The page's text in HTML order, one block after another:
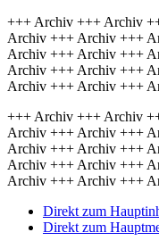
+++ Archiv +++ Archiv
Archiv +++ Archiv +++
Archiv +++ Archiv +++
Archiv +++ Archiv +++
Archiv +++ Archiv +++
+++ Archiv +++ Archiv
Archiv +++ Archiv +++
Archiv +++ Archiv +++
Archiv +++ Archiv +++
Archiv +++ Archiv +++
Direkt zum
Direkt zum